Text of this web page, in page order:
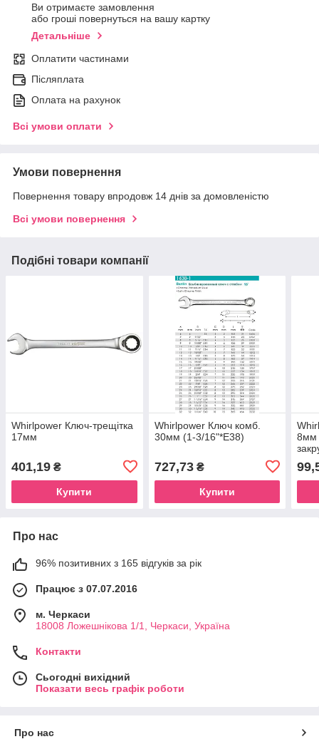
Ви отримаєте замовлення
або гроші повернуться на вашу картку
Детальніше
Оплатити частинами
Післяплата
Оплата на рахунок
Всі умови оплати
Умови повернення
Повернення товару впродовж 14 днів за домовленістю
Всі умови повернення
Подібні товари компанії
Whirlpower Ключ-трещітка
17мм
401,19 ₴
Купити
Whirlpower Ключ комб.
30мм (1-3/16"*Е38)
727,73₴
Купити
8мм
Про нас
96% позитивних з 165 відгуків за рік
Працює з 07.07.2016
м. Черкаси
18008 Ложешнікова 1/1, Черкаси, Україна
Контакти
Сьогодні вихідний
Показати весь графік роботи
Про нас